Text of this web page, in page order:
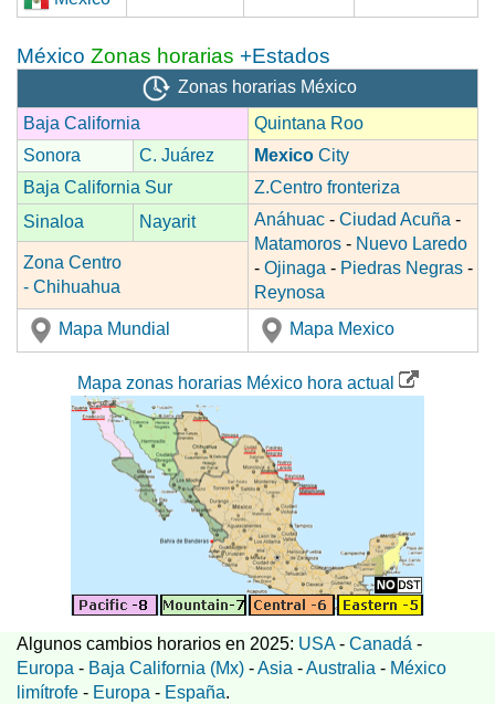
México Zonas horarias +Estados
Zonas horarias México
Baja California
Quintana Roo
Sonora
C. Juárez Mexico City
Baja California Sur
Z.Centro fronteriza
Sinaloa
Nayarit Anáhuac - Ciudad Acuña -
Matamoros - Nuevo Laredo
- Ojinaga - Piedras Negras -
Reynosa
Zona Centro
- Chihuahua
Mapa Mundial Mapa Mexico
Mapa zonas horarias México hora actual
Algunos cambios horarios en 2025: USA- Canadá -
Europa - Baja California (Mx) -Asia -Australia - México
limítrofe - Europa - España.